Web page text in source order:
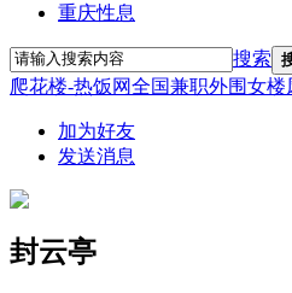
重庆性息
搜索
爬花楼-热饭网全国兼职外围女楼
加为好友
发送消息
封云亭